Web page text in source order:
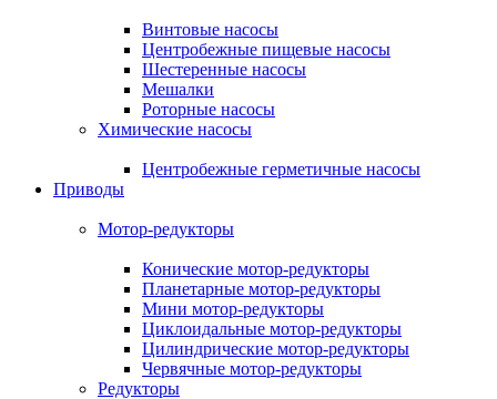
Винтовые насосы
Центробежные пищевые насосы
Шестеренные насосы
Мешалки
Роторные насосы
Химические насосы
Центробежные герметичные насосы
Приводы
Мотор-редукторы
Конические мотор-редукторы
Планетарные мотор-редукторы
Мини мотор-редукторы
Циклоидальные мотор-редукторы
Цилиндрические мотор-редукторы
Червячные мотор-редукторы
Редукторы